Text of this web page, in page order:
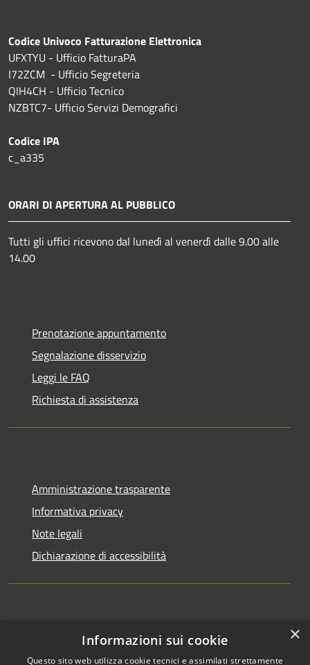
Codice Univoco Fatturazione Elettronica
UFXTYU - Ufficio FatturaPA
I72ZCM - Ufficio Segreteria
QIH4CH - Ufficio Tecnico
NZBTC7- Ufficio Servizi Demografici
Codice IPA
c_a335
ORARI DI APERTURA AL PUBBLICO
Tutti gli uffici ricevono dal lunedì al venerdì dalle 9.00 alle
14.00
Prenotazione appuntamento
Segnalazione disservizio
Leggi le FAQ
Richiesta di assistenza
Amministrazione trasparente
Informativa privacy
Note legali
Dichiarazione di accessibilità
×
Informazioni sui cookie
Questo sito web utilizza cookie tecnici e assimilati strettamente